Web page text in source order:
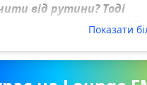
від рутини? Тоді
Lounge Fm чекає Вас!
Показати